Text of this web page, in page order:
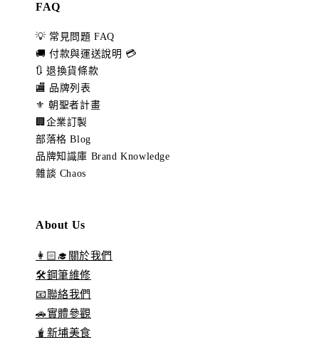
FAQ
💡 常見問題 FAQ
🚚 付款與運送說明 💳
🔃 退換貨條款
🏬 品牌列表
⚜️ 朝聖者計畫
🏢企業訂製
部落格 Blog
品牌知識庫 Brand Knowledge
雜談 Chaos
About Us
👩🏻‍🎓關於我們
🛠️鋼筆維修
📧聯絡我們
🚗實體參觀
🧋新埔美食